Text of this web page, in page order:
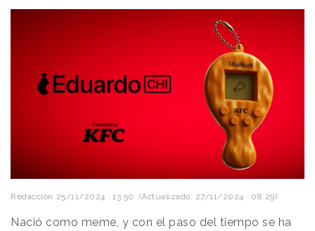
Redacción 25/11/2024 · 13:50 (Actualizado: 27/11/2024 · 08:29)
Nació como meme, y con el paso del tiempo se ha